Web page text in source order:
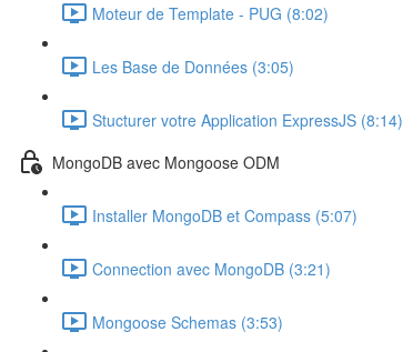
Moteur de Template - PUG (8:02)
Les Base de Données (3:05)
Stucturer votre Application ExpressJS (8:14)
MongoDB avec Mongoose ODM
Installer MongoDB et Compass (5:07)
Connection avec MongoDB (3:21)
Mongoose Schemas (3:53)